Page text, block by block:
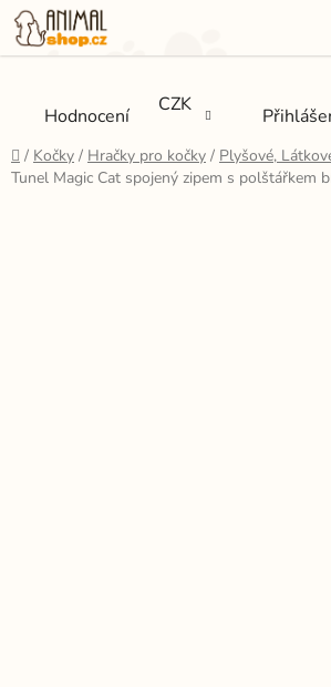
Přejít
na
obsah
Hodnocení CZK
Domů
/ Kočky / Hračky pro kočky / Plyšové,
Tunel Magic Cat spojený zipem s polštářkem